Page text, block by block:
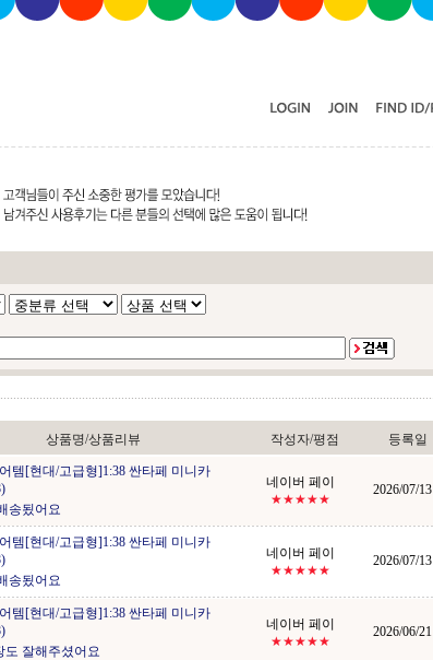
상품명/상품리뷰 작성자/평점 등록일
템[현대/고급형]1:38 싼타페 미니카
송됬어요
네이버 페이
★★★★★
2026/07/13
템[현대/고급형]1:38 싼타페 미니카
송됬어요
네이버 페이
★★★★★
2026/07/13
템[현대/고급형]1:38 싼타페 미니카
도 잘해주셨어요
네이버 페이
★★★★★
2026/06/21